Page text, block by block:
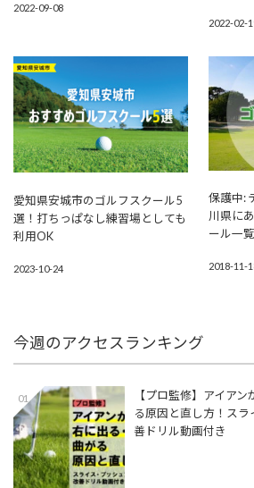
2022-09-08
2022-02-
愛知県安城市のゴルフスクール5
選！打ちっぱなし練習場としても
利用OK
2023-10-24
保護中:
川県に
ール一覧
2018-11-
今週のアクセスランキング
01
【プロ監修】アイア
る原因と直し方！ス
善ドリル動画付き